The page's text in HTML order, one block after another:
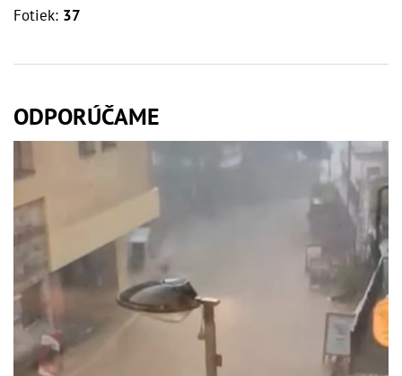
Fotiek: 37
ODPORÚČAME